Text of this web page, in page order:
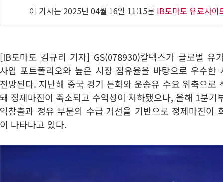
이 기사는 2025년 04월 16일 11:15분 IB토마토 유료사이
[IB토마토 김규리 기자] GS(078930)칼텍스가 글로벌 유
사업 포트폴리오와 높은 시장 점유율을 바탕으로 우수한
전망된다. 지난해 중국 경기 둔화와 운송유 수요 위축으로
돼 정제마진이 축소되고 수익성이 저하됐으나, 올해 1분기
익창출과 정유 부문의 수급 개선을 기반으로 정제마진이
이 나타나고 있다.